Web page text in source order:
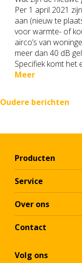
Per 1 april 2021
aan (nieuw te
voor warmte- of
airco’s van
meer dan 40 dB
Specifiek komt het
Meer
Oudere berichten
Producten
Service
Over ons
Contact
Volg ons